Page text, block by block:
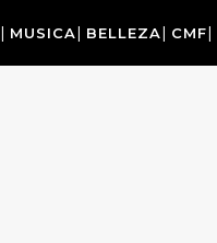
MUSICA BELLEZA CMF